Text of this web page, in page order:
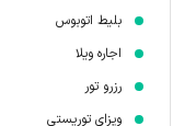
بلیط اتوبوس
اجاره ویلا
رزرو تور
ویزای توریستی